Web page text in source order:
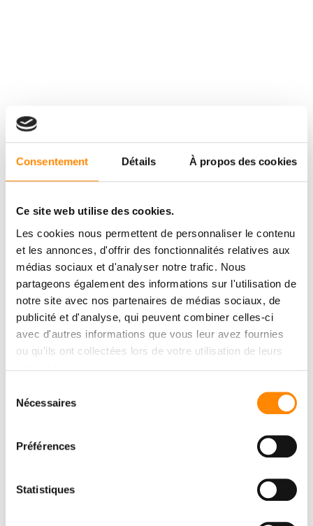
Consentement Détails À propos des cookies
Ce site web utilise des cookies.
Les cookies nous permettent de personnaliser le contenu
et les annonces, d'offrir des fonctionnalités relatives aux
médias sociaux et d'analyser notre trafic. Nous
partageons également des informations sur l'utilisation de
notre site avec nos partenaires de médias sociaux, de
publicité et d'analyse, qui peuvent combiner celles-ci
avec d'autres informations que vous leur avez fournies
ou qu'ils ont collectées lors de votre utilisation de leurs
Nécessaires
Préférences
Statistiques